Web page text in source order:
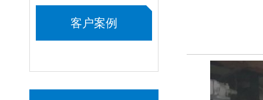
客户案例